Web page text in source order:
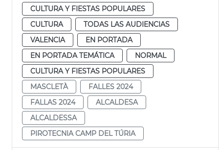
CULTURA Y FIESTAS POPULARES
CULTURA
TODAS LAS AUDIENCIAS
VALENCIA
EN PORTADA
EN PORTADA TEMÁTICA
NORMAL
CULTURA Y FIESTAS POPULARES
MASCLETÀ
FALLES 2024
FALLAS 2024
ALCALDESA
ALCALDESSA
PIROTECNIA CAMP DEL TÚRIA